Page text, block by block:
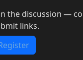
the discussion —
links.